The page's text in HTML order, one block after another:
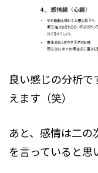
良い感じの分析
えます（笑）
あと、感情は二
を言っていると思